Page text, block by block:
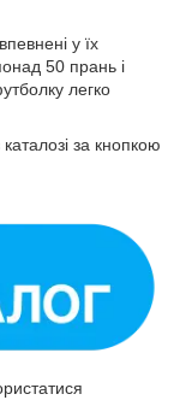
у їх
50 прань і
легко
за кнопкою